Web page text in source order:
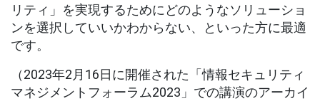
リティ」を実現するためにどのようなソリューショ
ンを選択していいかわからない、といった方に最適
です。
（2023年2月16日に開催された「情報セキュリティ
マネジメントフォーラム2023」での講演のアーカイ